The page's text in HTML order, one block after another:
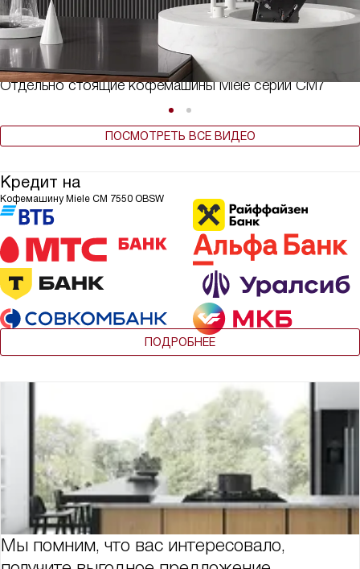
Отдельно стоящие кофемашины Miele серии CM7
ПОСМОТРЕТЬ ВСЕ ВИДЕО
Кредит на
Кофемашину Miele CM 7550 OBSW
ПОДРОБНЕЕ
Мы помним, что вас интересовало,